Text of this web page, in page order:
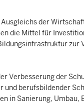
Ausgleichs der
die Mittel für
zur
Verbesserung der
und berufsbildender
in Sanierung, Umbau,